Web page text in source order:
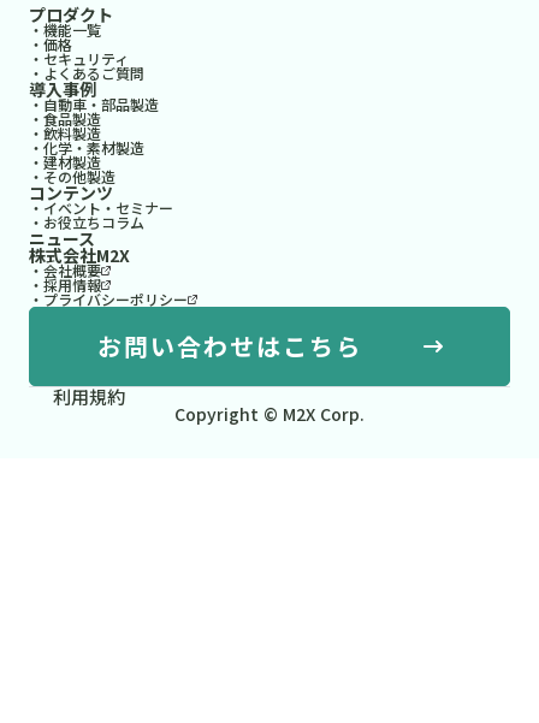
プロダクト
・機能一覧
・価格
・セキュリティ
・よくあるご質問
導入事例
・自動車・部品製造
・食品製造
・飲料製造
・化学・素材製造
・建材製造
・その他製造
コンテンツ
・イベント・セミナー
・お役立ちコラム
ニュース
株式会社M2X
・会社概要
・採用情報
・プライバシーポリシー
お問い合わせはこちら
利用規約
Copyright © M2X Corp.